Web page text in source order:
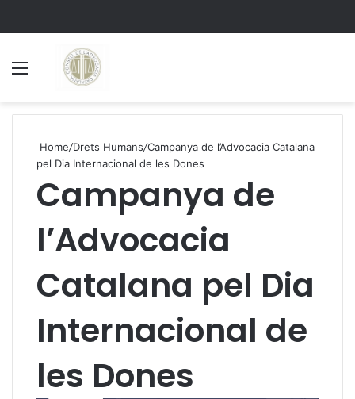
Home/Drets Humans/Campanya de l’Advocacia Catalana
pel Dia Internacional de les Dones
Campanya de
l’Advocacia
Catalana pel Dia
Internacional de
les Dones